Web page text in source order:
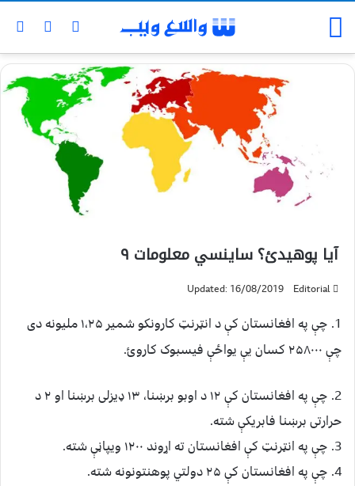
آیا پوهیدئ؟ ساینسي معلومات ۹
Editorial
Updated: 16/08/2019
1. چې په افغانستان کې د انټرنټ کارونکو شمیر ۱،۲۵ ملیونه دی
چې ۲۵۸۰۰۰ کسان یې یواځې فیسبوک کاروئ.
2. چې په افغانستان کې ۱۲ د اوبو برښنا، ۱۳ ډیزلی برښنا او ۲ د
حرارتی برښنا فابریکې شته.
3. چې په انټرنټ کې افغانستان ته اړوند ۱۲۰۰ ویپاڼې شته.
4. چې په افغانستان کې ۲۵ دولتي پوهنتونونه شته.